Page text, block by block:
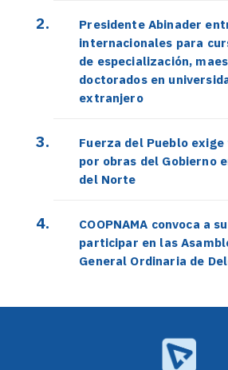
Presidente Abinader
internacionales para
de especialización,
doctorados en
extranjero
Fuerza del Pueblo
por obras del Gobierno
del Norte
COOPNAMA convoca a
participar en las
General Ordinaria de